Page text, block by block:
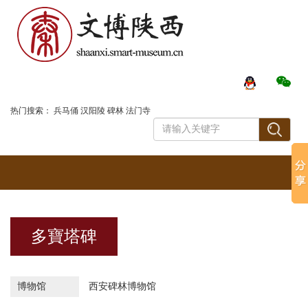
热门搜索： 兵马俑 汉阳陵 碑林 法门寺
多寶塔碑
博物馆 西安碑林博物馆